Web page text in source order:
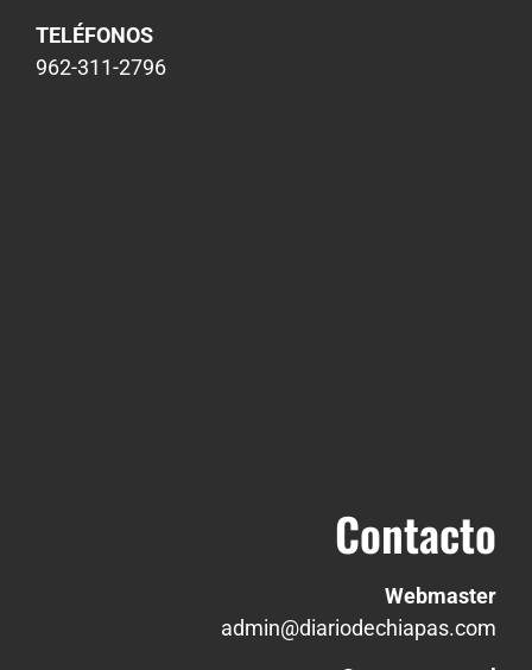
TELÉFONOS
962-311-2796
Contacto
Webmaster
admin@diariodechiapas.com